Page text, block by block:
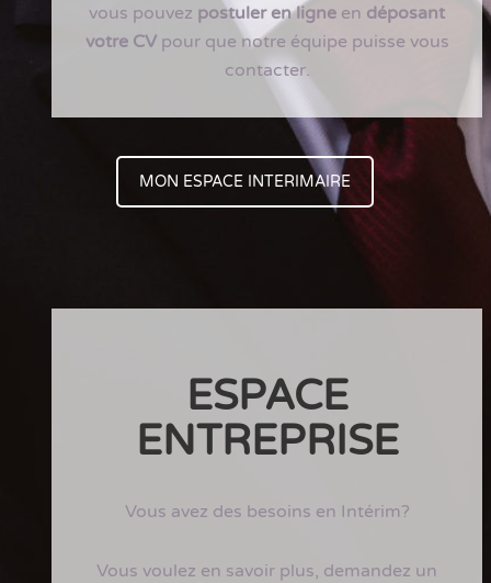
vous pouvez postuler en ligne en déposant
votre CVpour que notre équipe puisse vous
contacter.
MON ESPACE INTERIMAIRE
ESPACE
ENTREPRISE
Vous avez des besoins en Intérim?
Vous voulez en savoir plus, demandez un